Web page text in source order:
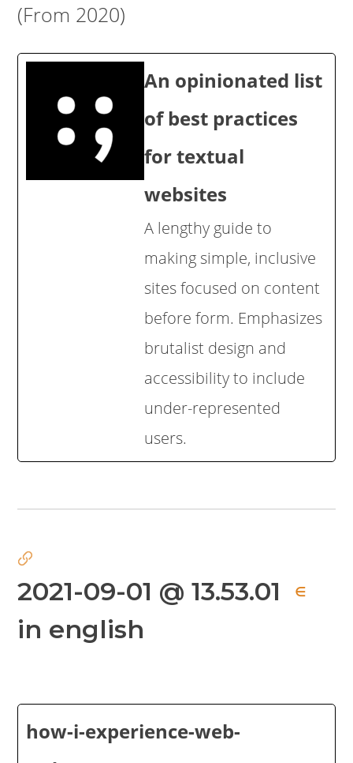
(From 2020)
An opinionated list
of best practices
for textual
websites
A lengthy guide to
making simple, inclusive
sites focused on content
before form. Emphasizes
brutalist design and
accessibility to include
under-represented
users.
2021-09-01 @ 13.53.01 ∈
in english
how-i-experience-web-